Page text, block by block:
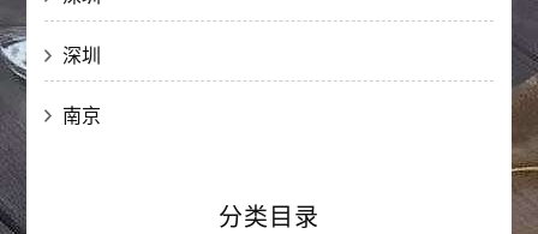
深圳
南京
分类目录